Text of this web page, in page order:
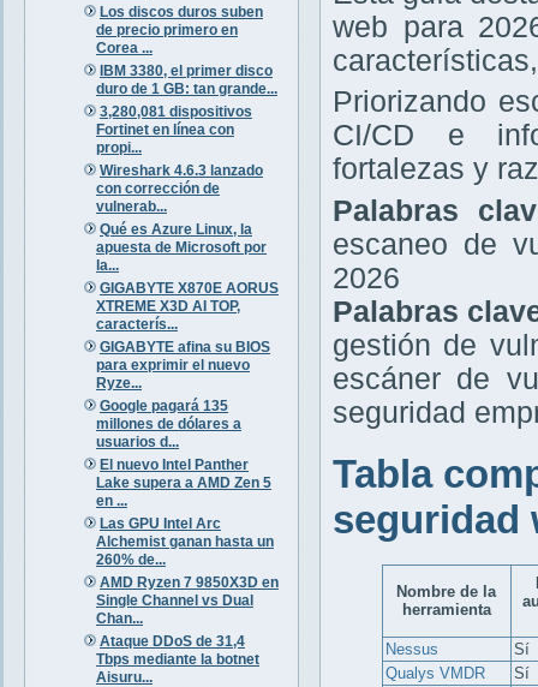
Los discos duros suben
de precio primero en
Corea ...
IBM 3380, el primer disco
duro de 1 GB: tan grande...
3,280,081 dispositivos
Fortinet en línea con
propi...
Wireshark 4.6.3 lanzado
con corrección de
vulnerab...
Qué es Azure Linux, la
apuesta de Microsoft por
la...
GIGABYTE X870E AORUS
XTREME X3D AI TOP,
caracterís...
GIGABYTE afina su BIOS
para exprimir el nuevo
Ryze...
Google pagará 135
millones de dólares a
usuarios d...
El nuevo Intel Panther
Lake supera a AMD Zen 5
en ...
Las GPU Intel Arc
Alchemist ganan hasta un
260% de...
AMD Ryzen 7 9850X3D en
Single Channel vs Dual
Chan...
Ataque DDoS de 31,4
Tbps mediante la botnet
Aisuru...
web para
Priorizando
CI/CD e
fortalezas y
Palabras
escaneo de
2026
Palabras
gestión de
escáner de
seguridad
Tabla
seguridad
Nombre de la
herramienta
Nessus
Sí
Qualys VMDR
Sí